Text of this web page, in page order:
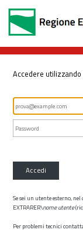
Accedere
Accedi
Se sei un utente esterno,
EXTRARER\nome utente
Per problemi tecnici